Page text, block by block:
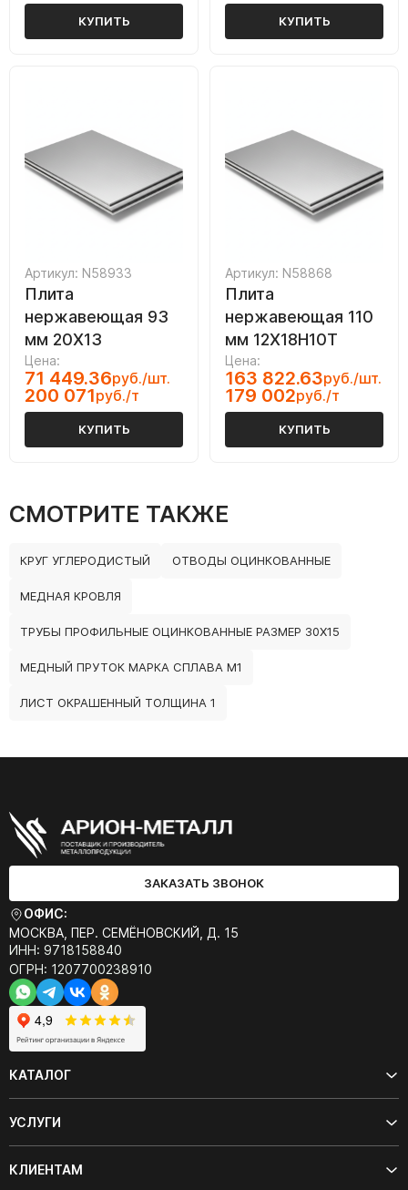
КУПИТЬ КУПИТЬ
Артикул: N58933
Плита
нержавеющая 93
мм 20Х13
Цена:
71 449.36руб./шт.
200 071руб./т
КУПИТЬ
Артикул: N58868
Плита
нержавеющая 110
мм 12Х18Н10Т
Цена:
163 822.63руб./шт.
179 002руб./т
КУПИТЬ
СМОТРИТЕ ТАКЖЕ
КРУГ УГЛЕРОДИСТЫЙ ОТВОДЫ ОЦИНКОВАННЫЕ
МЕДНАЯ КРОВЛЯ
ТРУБЫ ПРОФИЛЬНЫЕ ОЦИНКОВАННЫЕ РАЗМЕР 30Х15
МЕДНЫЙ ПРУТОК МАРКА СПЛАВА М1
ЛИСТ ОКРАШЕННЫЙ ТОЛЩИНА 1
ЗАКАЗАТЬ ЗВОНОК
ОФИС:
МОСКВА, ПЕР. СЕМЁНОВСКИЙ, Д. 15
ИНН: 9718158840
ОГРН: 1207700238910
КАТАЛОГ
УСЛУГИ
КЛИЕНТАМ